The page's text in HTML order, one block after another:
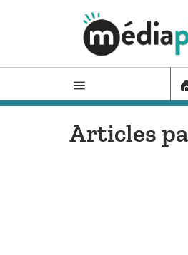
Articles